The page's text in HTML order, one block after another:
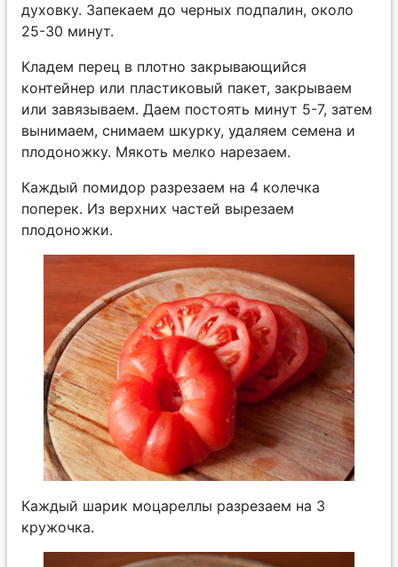
духовку. Запекаем до черных подпалин, около
25-30 минут.
Кладем перец в плотно закрывающийся
контейнер или пластиковый пакет, закрываем
или завязываем. Даем постоять минут 5-7, затем
вынимаем, снимаем шкурку, удаляем семена и
плодоножку. Мякоть мелко нарезаем.
Каждый помидор разрезаем на 4 колечка
поперек. Из верхних частей вырезаем
плодоножки.
Каждый шарик моцареллы разрезаем на 3
кружочка.